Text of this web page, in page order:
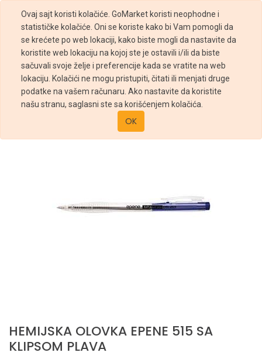
Ovaj sajt koristi kolačiće. GoMarket koristi neophodne i
statističke kolačiće. Oni se koriste kako bi Vam pomogli da
se krećete po web lokaciji, kako biste mogli da nastavite da
koristite web lokaciju na kojoj ste je ostavili i/ili da biste
sačuvali svoje želje i preferencije kada se vratite na web
lokaciju. Kolačići ne mogu pristupiti, čitati ili menjati druge
podatke na vašem računaru. Ako nastavite da koristite
našu stranu, saglasni ste sa korišćenjem kolačića.
OK
Prodavnica
HEMIJSKA OLOVKA EPENE 515 SA KLIPSOM PLAVA
HEMIJSKA OLOVKA EPENE 515 SA
KLIPSOM PLAVA